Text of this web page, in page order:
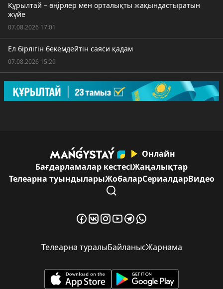
Құрылтай – өңірлер мен орталықты жақындастыратын
жүйе
07.08.2026 17:01
Ел бірлігін бекемдейтін саяси қадам
07.08.2026 15:29
Онлайн
Бағдарламалар кестесіЖаңалықтар
Телеарна туындыларыЖобаларСериалдарВидео
Телеарна туралыБайланысЖарнама